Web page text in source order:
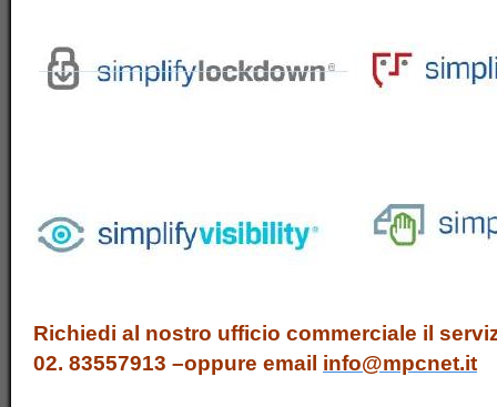
Richiedi al nostro ufficio commerciale il
02. 83557913 –oppure email info@mpcnet.it